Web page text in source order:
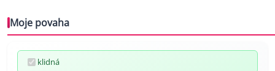
Moje povaha
klidná